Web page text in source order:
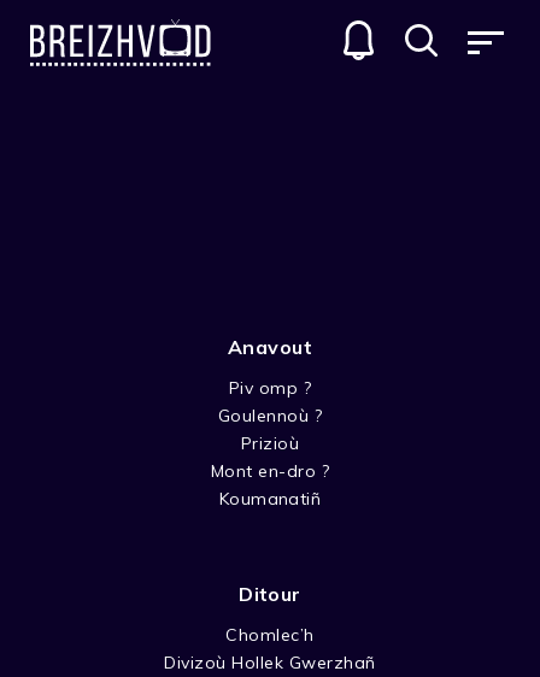
Anavout
Piv omp ?
Goulennoù ?
Prizioù
Mont en-dro ?
Koumanatiñ
Ditour
Chomlec’h
Divizoù Hollek Gwerzhañ